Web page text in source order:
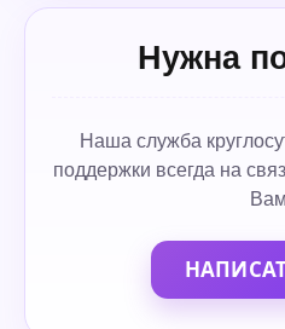
Нужна
Наша служба
поддержки всегда на